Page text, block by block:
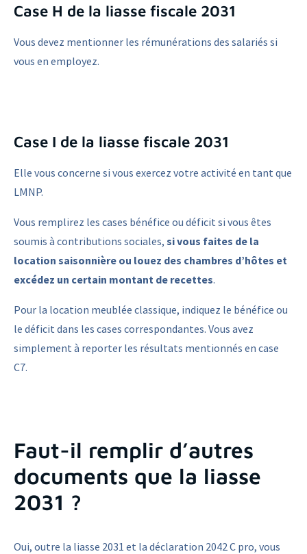
Case H de la liasse fiscale 2031
Vous devez mentionner les rémunérations des salariés si
vous en employez.
Case I de la liasse fiscale 2031
Elle vous concerne si vous exercez votre activité en tant que
LMNP.
Vous remplirez les cases bénéfice ou déficit si vous êtes
soumis à contributions sociales, si vous faites de la
location saisonnière ou louez des chambres d’hôtes et
excédez un certain montant de recettes.
Pour la location meublée classique, indiquez le bénéfice ou
le déficit dans les cases correspondantes. Vous avez
simplement à reporter les résultats mentionnés en case
C7.
Faut-il remplir d’autres
documents que la liasse
2031 ?
Oui, outre la liasse 2031 et la déclaration 2042 C pro, vous